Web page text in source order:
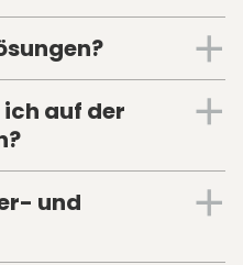
auf der
und